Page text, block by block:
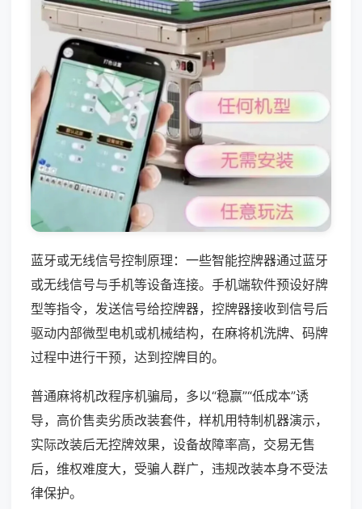
蓝牙或无线信号控制原理：一些智能控牌器通过蓝牙
或无线信号与手机等设备连接。手机端软件预设好牌
型等指令，发送信号给控牌器，控牌器接收到信号后
驱动内部微型电机或机械结构，在麻将机洗牌、码牌
过程中进行干预，达到控牌目的。
普通麻将机改程序机骗局，多以“稳赢”“低成本”诱
导，高价售卖劣质改装套件，样机用特制机器演示，
实际改装后无控牌效果，设备故障率高，交易无售
后，维权难度大，受骗人群广，违规改装本身不受法
律保护。